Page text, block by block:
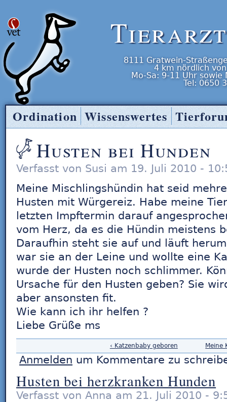
8111 Gratwein-
4 km nördlich
Mo-Sa: 9-11 Uhr sowie
Tel: 0650
Husten bei Hunden
Verfasst von Susi am 19. Juli 2010 -
Meine Mischlingshündin hat seid
Husten mit Würgereiz. Habe meine
letzten Impftermin darauf
vom Herz, da es die Hündin meistens
Daraufhin steht sie auf und läuft
war sie an der Leine und wollte eine
wurde der Husten noch schlimmer.
Ursache für den Husten geben? Sie
aber ansonsten fit.
Wie kann ich ihr helfen ?
Liebe Grüße ms
‹ Katzenbaby geboren Meine
Anmelden um Kommentare zu
Husten bei herzkranken Hunden
Verfasst von Anna am 21. Juli 2010 -
Tierarzt Entner
Ordination Wissenswertes